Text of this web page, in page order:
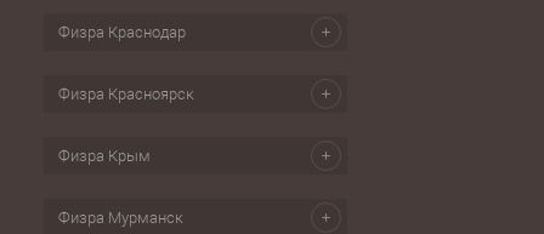
Физра Краснодар
Физра Красноярск
Физра Крым
Физра Мурманск